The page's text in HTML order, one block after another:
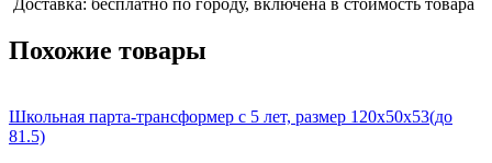
Похожие товары
Школьная парта-трансформер с 5 лет, размер 120x50x53(до
81.5)